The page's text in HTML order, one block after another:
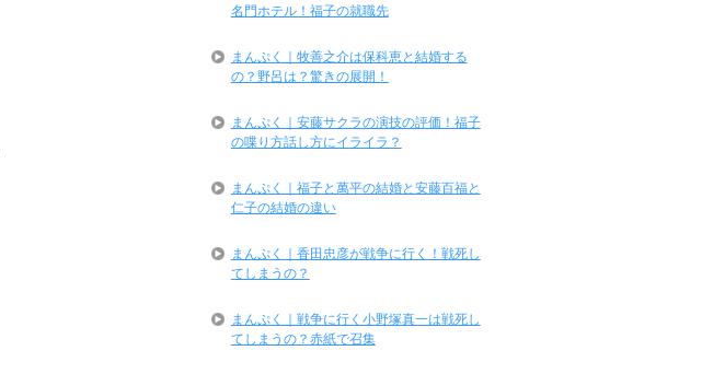
名門ホテル！福子の就職先
まんぷく｜牧善之介は保科恵と結婚する
の？野呂は？驚きの展開！
まんぷく｜安藤サクラの演技の評価！福子
の喋り方話し方にイライラ？
まんぷく｜福子と萬平の結婚と安藤百福と
仁子の結婚の違い
まんぷく｜香田忠彦が戦争に行く！戦死し
てしまうの？
まんぷく｜戦争に行く小野塚真一は戦死し
てしまうの？赤紙で召集